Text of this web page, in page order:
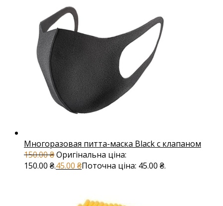
Многоразовая питта-маска Black с клапаном
150.00₴Оригінальна ціна:
150.00 ₴.45.00 ₴Поточна ціна: 45.00 ₴.